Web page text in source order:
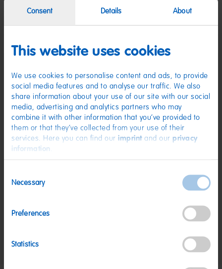
Consent Details About
This website uses cookies
We use cookies to personalise content and ads, to provide
social media features and to analyse our traffic. We also
share information about your use of our site with our social
media, advertising and analytics partners who may
combine it with other information that you’ve provided to
them or that they’ve collected from your use of their
services. Here you can find our imprintand our privacy
information
Selection
Necessary
Preferences
Statistics
unterwegs oder zwischendurch geeignet.
(D) Fruchtgummi Mit Cola-Geschmack | Zutaten: Glukosesirup; Zucker;
Kann Spuren von MILCH, WEIZEN enthalten.
Nährwerte
Nährwerte pro 100 g
Energie: 1459 kJ/343 kcal
Fett:
Eiweiß:
Nettogewicht: